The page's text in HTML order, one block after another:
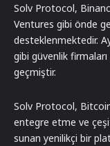
Solv Protocol,
Ventures gibi önde
desteklenmektedir.
gibi güvenlik
geçmiştir.
Solv Protocol,
entegre etme ve
sunan yenilikçi bir